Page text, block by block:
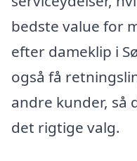
bedste value for
efter dameklip i
også få
andre kunder, så
det rigtige valg.